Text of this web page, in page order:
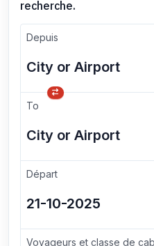
recherche.
Depuis
To
Départ
Voyageurs et classe de